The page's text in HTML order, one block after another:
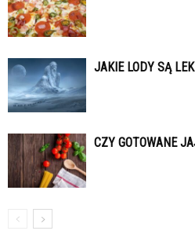
JAKIE LODY SĄ
CZY GOTOWANE